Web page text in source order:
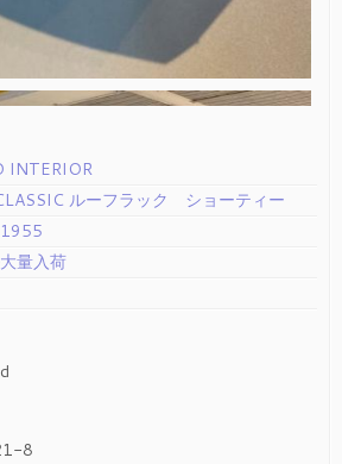
INTERIOR
ルーフラック ショーティー
量入荷
8